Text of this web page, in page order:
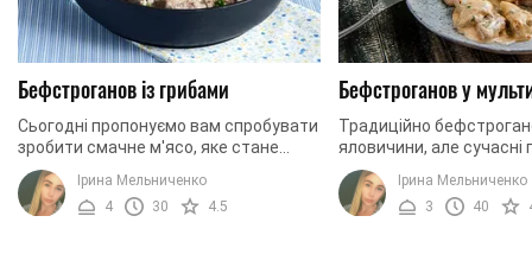
Бефстроганов із грибами
Сьогодні пропонуємо вам спробувати
зробити смачне м'ясо, яке стане
доповненням до будь-якого гарніру.
Для приготування страви
бефстроганов із грибами ...
Ірина Мельниченко
4
30 4.5
Бефстроганов у
Традиційно
яловичини, але сучасні
використовують
навіть курку. Ви
яке м'ясо, ...
Ірина Мельниченко
3
40